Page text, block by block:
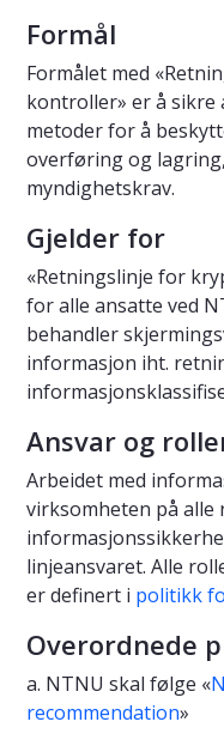
Formål
Formålet med
kontroller» er å
metoder for å
overføring og
myndighetskrav.
Gjelder for
«Retningslinje for
for alle ansatte ved
behandler
informasjon iht.
Ansvar og
Arbeidet med
virksomheten på alle
linjeansvaret. Alle
er definert i politikk
Overordnede
a. NTNU skal følge «
recommendation»